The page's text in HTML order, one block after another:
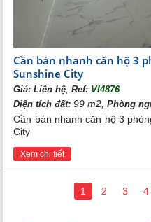
Cần bán nhanh căn hộ 3
Sunshine City
Giá:Liên hệ,Ref: VI4876
Diện tích đất: 99 m2,Phòng
Cần bán nhanh căn hộ 3
City
Xem chi tiết
1 2 3 4